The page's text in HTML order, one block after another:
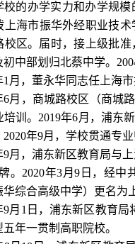
校的办学实力和办学规
上海市振华外经职业技
校区。届时，接上级批
中部划归北蔡中学。
1月，董永华同志任上海
6月，商城路校区（商城
培训。2019年6月，浦东
年9月，学校贯通专
9月，浦东新区教育局与
。2020年3月9日，经
华综合高级中学）更名
9月1日，浦东新区教育
年一贯制高职院校。